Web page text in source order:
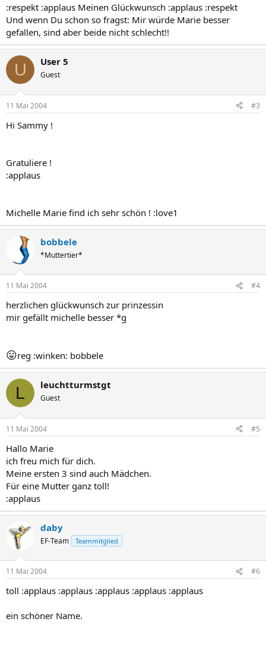
:respekt :applaus Meinen Glückwunsch :applaus :respekt
Und wenn Du schon so fragst: Mir würde Marie besser
gefallen, sind aber beide nicht schlecht!!
U User 5
Guest
11 Mai 2004 #3
Hi Sammy !
Gratuliere !
:applaus
Michelle Marie find ich sehr schön ! :love1
bobbele
*Muttertier*
11 Mai 2004 #4
herzlichen glückwunsch zur prinzessin
mir gefällt michelle besser *g
😛reg :winken: bobbele
L leuchtturmstgt
Guest
11 Mai 2004 #5
Hallo Marie
ich freu mich für dich.
Meine ersten 3 sind auch Mädchen.
Für eine Mutter ganz toll!
:applaus
daby
EF-Team Teammitglied
11 Mai 2004 #6
toll :applaus :applaus :applaus :applaus :applaus
ein schöner Name.